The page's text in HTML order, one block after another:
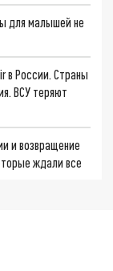
для малышей не
в России. Страны
ВСУ теряют
и возвращение
ждали все